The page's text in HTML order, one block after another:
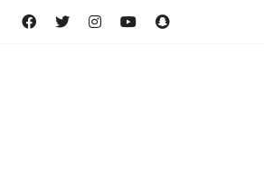
FacebookTwitterInstagramYouTube